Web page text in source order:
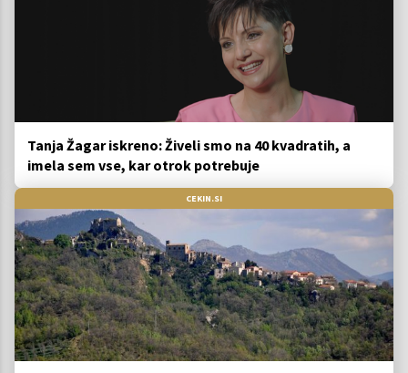
Tanja Žagar iskreno: Živeli smo na 40 kvadratih, a
imela sem vse, kar otrok potrebuje
CEKIN.SI